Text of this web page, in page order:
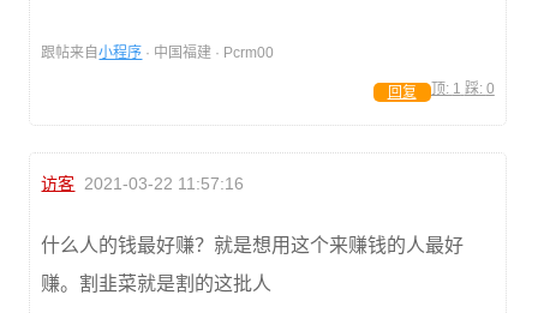
跟帖来自小程序 · 中国福建 · Pcrm00
顶: 1 踩: 0
回复
访客 2021-03-22 11:57:16
什么人的钱最好赚？就是想用这个来赚钱的人最好
赚。割韭菜就是割的这批人